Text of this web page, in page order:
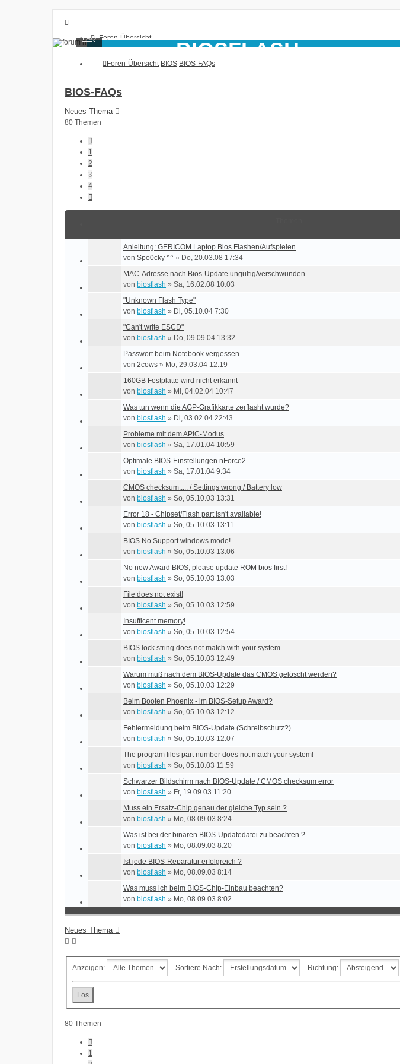
Foren-Übersicht
FAQ
Anmelden
BIOSFLASH
BIOS Hilfe + Infos + BIOS-Chip-Programmierung
FAQ
Foren-Übersicht BIOS BIOS-FAQs
BIOS-FAQs
Neues Thema
80 Themen
1
2
3
4
Anleitung: GERICOM Laptop Bios Flashen/Aufspielen
von Spo0cky ^^ » Do, 20.03.08 17:34
MAC-Adresse nach Bios-Update ungültig/verschwunden
von biosflash » Sa, 16.02.08 10:03
"Unknown Flash Type"
von biosflash » Di, 05.10.04 7:30
"Can't write ESCD"
von biosflash » Do, 09.09.04 13:32
Passwort beim Notebook vergessen
von 2cows » Mo, 29.03.04 12:19
160GB Festplatte wird nicht erkannt
von biosflash » Mi, 04.02.04 10:47
Was tun wenn die AGP-Grafikkarte zerflasht wurde?
von biosflash » Di, 03.02.04 22:43
Probleme mit dem APIC-Modus
von biosflash » Sa, 17.01.04 10:59
Optimale BIOS-Einstellungen nForce2
von biosflash » Sa, 17.01.04 9:34
CMOS checksum..... / Settings wrong / Battery low
von biosflash » So, 05.10.03 13:31
Error 18 - Chipset/Flash part isn't available!
von biosflash » So, 05.10.03 13:11
BIOS No Support windows mode!
von biosflash » So, 05.10.03 13:06
No new Award BIOS, please update ROM bios first!
von biosflash » So, 05.10.03 13:03
File does not exist!
von biosflash » So, 05.10.03 12:59
Insufficent memory!
von biosflash » So, 05.10.03 12:54
BIOS lock string does not match with your system
von biosflash » So, 05.10.03 12:49
Warum muß nach dem BIOS-Update das CMOS gelöscht werden?
von biosflash » So, 05.10.03 12:29
Beim Booten Phoenix - im BIOS-Setup Award?
von biosflash » So, 05.10.03 12:12
Fehlermeldung beim BIOS-Update (Schreibschutz?)
von biosflash » So, 05.10.03 12:07
The program files part number does not match your system!
von biosflash » So, 05.10.03 11:59
Schwarzer Bildschirm nach BIOS-Update / CMOS checksum error
von biosflash » Fr, 19.09.03 11:20
Muss ein Ersatz-Chip genau der gleiche Typ sein ?
von biosflash » Mo, 08.09.03 8:24
Was ist bei der binären BIOS-Updatedatei zu beachten ?
von biosflash » Mo, 08.09.03 8:20
Ist jede BIOS-Reparatur erfolgreich ?
von biosflash » Mo, 08.09.03 8:14
Was muss ich beim BIOS-Chip-Einbau beachten?
von biosflash » Mo, 08.09.03 8:02
Neues Thema
Anzeigen: Sortiere Nach: Richtung:
80 Themen
1